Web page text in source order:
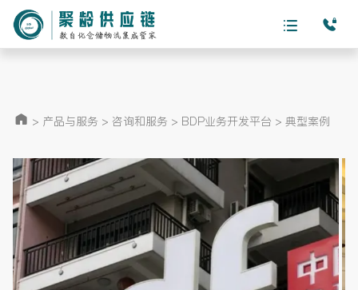
> 产品与服务 > 咨询和服务 > BDP业务开发平台 > 典型案例